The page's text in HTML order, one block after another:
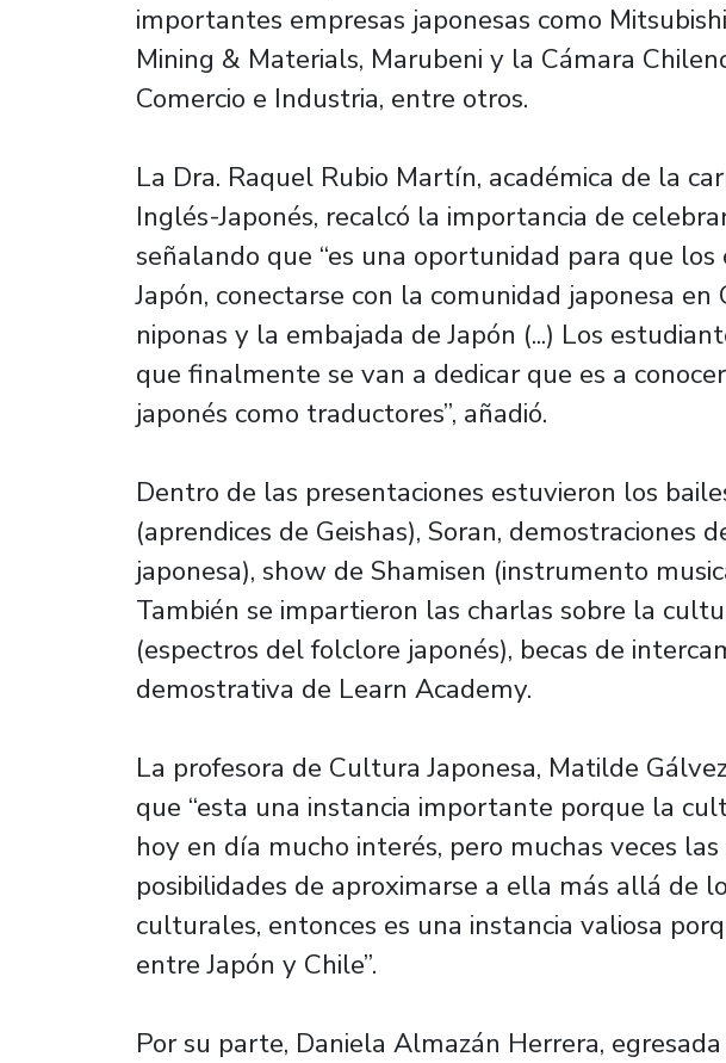
importantes empresas japonesas como
Mining & Materials, Marubeni y la Cámara
Comercio e Industria, entre otros.
La Dra. Raquel Rubio Martín, académica de la
Inglés-Japonés, recalcó la importancia de
señalando que “es una oportunidad para que los
Japón, conectarse con la comunidad japonesa en
niponas y la embajada de Japón (...) Los
que finalmente se van a dedicar que es a
japonés como traductores”, añadió.
Dentro de las presentaciones estuvieron los
(aprendices de Geishas), Soran, demostraciones
japonesa), show de Shamisen (instrumento
También se impartieron las charlas sobre la
(espectros del folclore japonés), becas de
demostrativa de Learn Academy.
La profesora de Cultura Japonesa, Matilde
que “esta una instancia importante porque la
hoy en día mucho interés, pero muchas veces
posibilidades de aproximarse a ella más allá de
culturales, entonces es una instancia valiosa
entre Japón y Chile”.
Por su parte, Daniela Almazán Herrera,